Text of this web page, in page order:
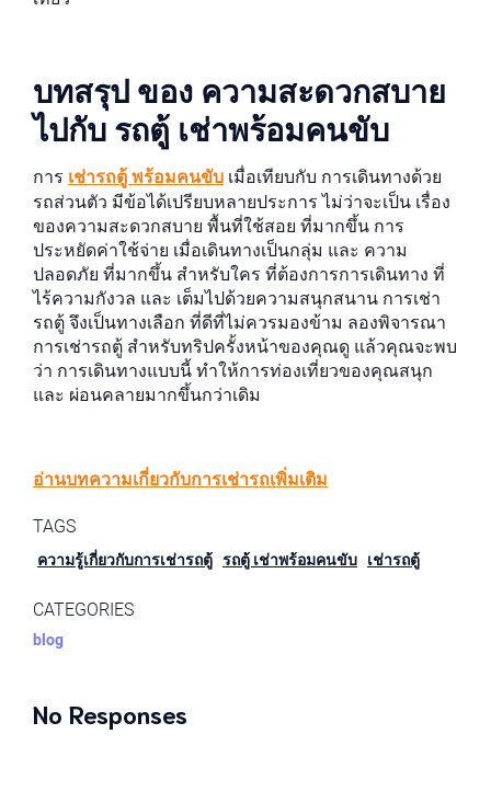
บทสรุป ของ ความสะดวกสบาย
ไปกับ รถตู้ เช่าพร้อมคนขับ
การ เช่ารถตู้ พร้อมคนขับ เมื่อเทียบกับ การเดินทางด้วย
รถส่วนตัว มีข้อได้เปรียบหลายประการ ไม่ว่าจะเป็น เรื่อง
ของความสะดวกสบาย พื้นที่ใช้สอย ที่มากขึ้น การ
ประหยัดค่าใช้จ่าย เมื่อเดินทางเป็นกลุ่ม และ ความ
ปลอดภัย ที่มากขึ้น สำหรับใคร ที่ต้องการการเดินทาง ที่
ไร้ความกังวล และ เต็มไปด้วยความสนุกสนาน การเช่า
รถตู้ จึงเป็นทางเลือก ที่ดีที่ไม่ควรมองข้าม ลองพิจารณา
การเช่ารถตู้ สำหรับทริปครั้งหน้าของคุณดู แล้วคุณจะพบ
ว่า การเดินทางแบบนี้ ทำให้การท่องเที่ยวของคุณสนุก
และ ผ่อนคลายมากขึ้นกว่าเดิม
อ่านบทความเกี่ยวกับการเช่ารถเพิ่มเติม
TAGS
ความรู้เกี่ยวกับการเช่ารถตู้ รถตู้ เช่าพร้อมคนขับ เช่ารถตู้
CATEGORIES
blog
No Responses